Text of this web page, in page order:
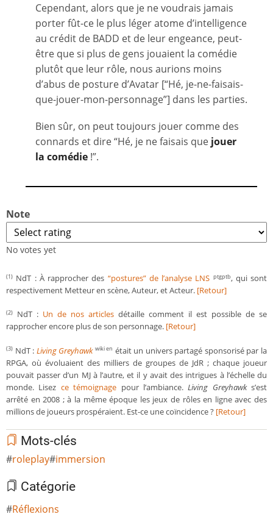
Cependant, alors que je ne voudrais jamais
porter fût-ce le plus léger atome d’intelligence
au crédit de BADD et de leur engeance, peut-
être que si plus de gens jouaient la comédie
plutôt que leur rôle, nous aurions moins
d’abus de posture d’Avatar [“Hé, je-ne-faisais-
que-jouer-mon-personnage”] dans les parties.
Bien sûr, on peut toujours jouer comme des
connards et dire “Hé, je ne faisais que jouer
la comédie !”.
Note
No votes yet
(1) NdT : À rapprocher des “postures” de l’analyse LNS ptgptb, qui sont
respectivement Metteur en scène, Auteur, et Acteur. [Retour]
(2) NdT : Un de nos articles détaille comment il est possible de se
rapprocher encore plus de son personnage. [Retour]
(3) NdT : Living Greyhawk wiki en était un univers partagé sponsorisé par la
RPGA, où évoluaient des milliers de groupes de JdR ; chaque joueur
pouvait passer d’un MJ à l’autre, et il y avait des intrigues à l’échelle du
monde. Lisez ce témoignage pour l’ambiance.Living Greyhawks’est
arrêté en 2008 ; à la même époque les jeux de rôles en ligne avec des
millions de joueurs prospéraient. Est-ce une coïncidence ? [Retour]
Mots-clés
roleplay immersion
Catégorie
Réflexions